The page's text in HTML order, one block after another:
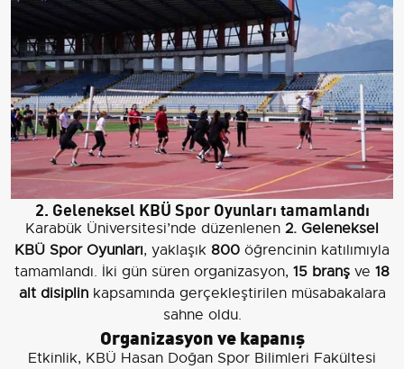
2. Geleneksel KBÜ Spor Oyunları tamamlandı
Karabük Üniversitesi’nde düzenlenen 2. Geleneksel
KBÜ Spor Oyunları, yaklaşık 800 öğrencinin katılımıyla
tamamlandı. İki gün süren organizasyon, 15 branş ve 18
alt disiplinkapsamında gerçekleştirilen müsabakalara
sahne oldu.
Organizasyon ve kapanış
Etkinlik, KBÜ Hasan Doğan Spor Bilimleri Fakültesi